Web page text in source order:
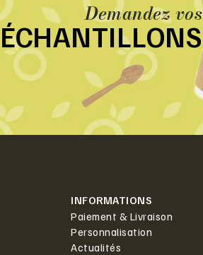
Demandez vos
ÉCHANTILLONS
INFORMATIONS
Paiement & Livraison
Personnalisation
Actualités